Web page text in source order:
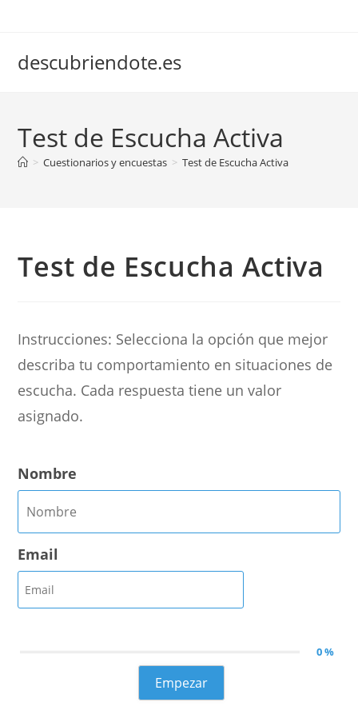
descubriendote.es
Test de Escucha Activa
> Cuestionarios y encuestas > Test de Escucha Activa
Test de Escucha Activa
Instrucciones: Selecciona la opción que mejor
describa tu comportamiento en situaciones de
escucha. Cada respuesta tiene un valor
asignado.
Nombre
Email
0 %
Empezar